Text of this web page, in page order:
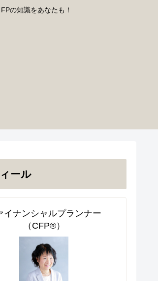
の知識をあなたも！
ール
イナンシャルプランナー
（CFP®）